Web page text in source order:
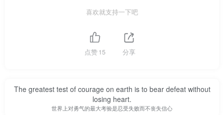
喜欢就支持一下吧
点赞15 分享
The greatest test of courage on earth is to bear defeat without
losing heart.
世界上对勇气的最大考验是忍受失败而不丧失信心